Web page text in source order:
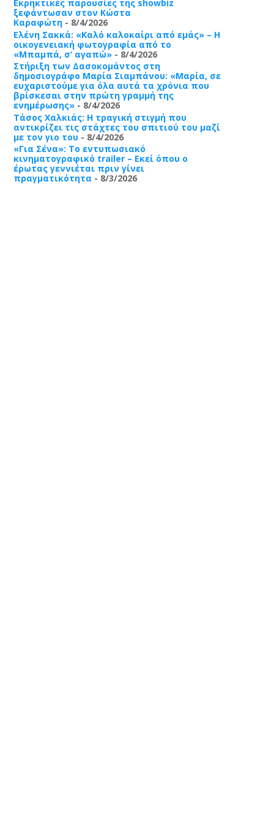
Εκρηκτικές παρουσίες της showbiz
ξεφάντωσαν στον Κώστα
Καραφώτη- 8/4/2026
Ελένη Σακκά: «Καλό καλοκαίρι από εμάς» – Η
οικογενειακή φωτογραφία από το
«Μπαμπά, σ’ αγαπώ»- 8/4/2026
Στήριξη των Δασοκομάντος στη
δημοσιογράφο Μαρία Σιαμπάνου: «Μαρία, σε
ευχαριστούμε για όλα αυτά τα χρόνια που
βρίσκεσαι στην πρώτη γραμμή της
ενημέρωσης»- 8/4/2026
Τάσος Χαλκιάς: Η τραγική στιγμή που
αντικρίζει τις στάχτες του σπιτιού του μαζί
με τον γιο του- 8/4/2026
«Για Σένα»: Το εντυπωσιακό
κινηματογραφικό trailer – Εκεί όπου ο
έρωτας γεννιέται πριν γίνει
πραγματικότητα - 8/3/2026